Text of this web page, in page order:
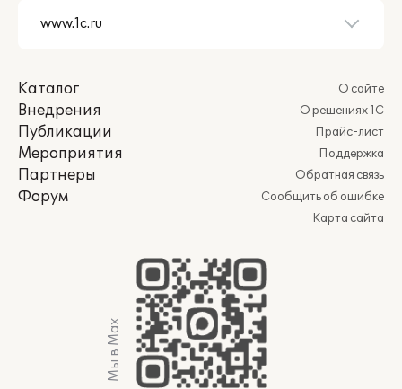
Каталог
Внедрения
Публикации
Мероприятия
Партнеры
Форум
О сайте
О решениях 1С
Прайс-лист
Поддержка
Обратная связь
Сообщить об ошибке
Карта сайта
Мы в Max